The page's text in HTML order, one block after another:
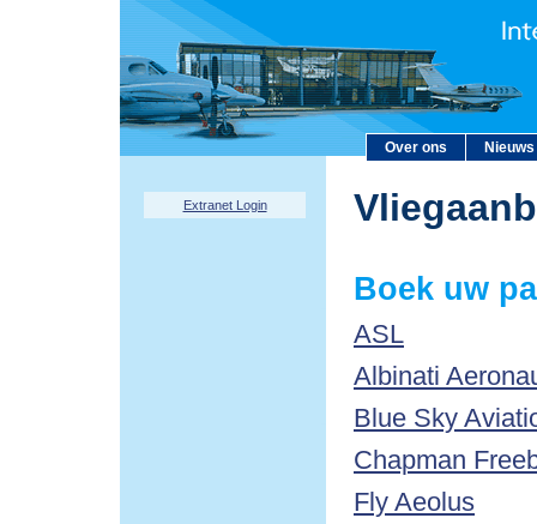
Over ons Nieuws
Extranet Login
Boek uw
ASL
Albinati
Blue Sky
Chapman
Fly Aeolus